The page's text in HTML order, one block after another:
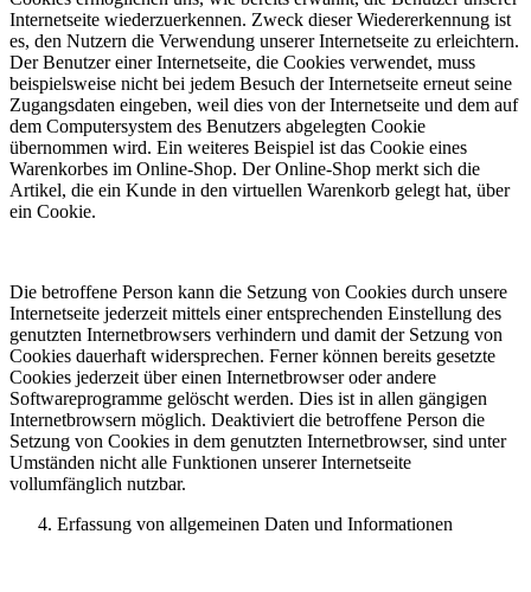
Internetseite wiederzuerkennen. Zweck dieser Wiedererkennung ist
es, den Nutzern die Verwendung unserer Internetseite zu erleichtern.
Der Benutzer einer Internetseite, die Cookies verwendet, muss
beispielsweise nicht bei jedem Besuch der Internetseite erneut seine
Zugangsdaten eingeben, weil dies von der Internetseite und dem auf
dem Computersystem des Benutzers abgelegten Cookie
übernommen wird. Ein weiteres Beispiel ist das Cookie eines
Warenkorbes im Online-Shop. Der Online-Shop merkt sich die
Artikel, die ein Kunde in den virtuellen Warenkorb gelegt hat, über
ein Cookie.
Die betroffene Person kann die Setzung von Cookies durch unsere
Internetseite jederzeit mittels einer entsprechenden Einstellung des
genutzten Internetbrowsers verhindern und damit der Setzung von
Cookies dauerhaft widersprechen. Ferner können bereits gesetzte
Cookies jederzeit über einen Internetbrowser oder andere
Softwareprogramme gelöscht werden. Dies ist in allen gängigen
Internetbrowsern möglich. Deaktiviert die betroffene Person die
Setzung von Cookies in dem genutzten Internetbrowser, sind unter
Umständen nicht alle Funktionen unserer Internetseite
vollumfänglich nutzbar.
Erfassung von allgemeinen Daten und Informationen